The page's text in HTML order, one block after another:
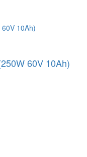
60V 10Ah)